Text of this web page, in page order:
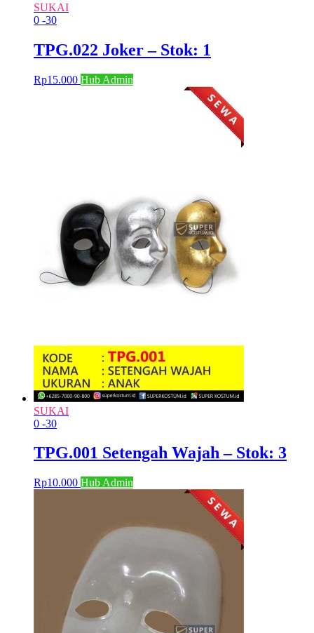
SUKAI
0 -30
TPG.022 Joker – Stok: 1
Rp15.000 Hub Admin
SUKAI
0 -30
TPG.001 Setengah Wajah – Stok: 3
Rp10.000 Hub Admin